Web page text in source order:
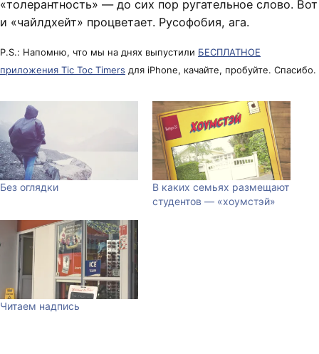
«толерантность» — до сих пор ругательное слово. Вот
и «чайлдхейт» процветает. Русофобия, ага.
P.S.: Напомню, что мы на днях выпустили БЕСПЛАТНОЕ
приложения Tic Toc Timers для iPhone, качайте, пробуйте. Спасибо.
Без оглядки
В каких семьях размещают
студентов — «хоумстэй»
Читаем надпись